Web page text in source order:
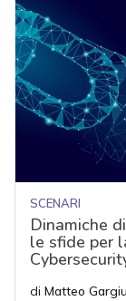
SCENARI
Dinamiche
le sfide per
di Matteo